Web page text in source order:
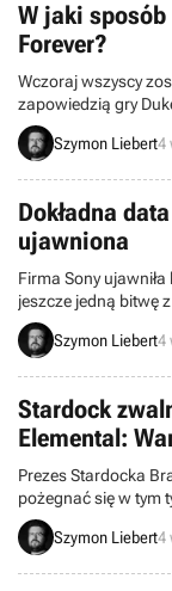
W jaki sposób
Forever?
Wczoraj wszyscy
zapowiedzią gry
przykrym żartem.
strzelanek powraca
Szymon Liebert4
Dokładna
ujawniona
Firma Sony
jeszcze jedną bitwę
futurystycznych
StanachSzymon Liebert4
Stardock
Elemental:
Prezes Stardocka
pożegnać się w tym
konieczne ze
Magic, która została
Szymon Liebert4